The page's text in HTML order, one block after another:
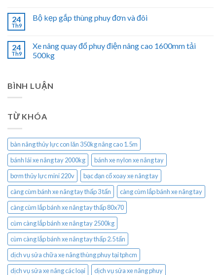
24
Th9
Bộ kẹp gắp thùng phuy đơn và đôi
24
Th9
Xe nâng quay đổ phuy điện nâng cao 1600mm tải
500kg
BÌNH LUẬN
TỪ KHÓA
bàn nâng thủy lực con lăn 350kg nâng cao 1.5m
bánh lái xe nâng tay 2000kg
bánh xe nylon xe nâng tay
bơm thủy lực mini 220v
bạc đạn cổ xoay xe nâng tay
càng cùm bánh xe nâng tay thấp 3 tấn
càng cùm lắp bánh xe nâng tay
càng cùm lắp bánh xe nâng tay thấp 80x70
cùm càng lắp bánh xe nâng tay 2500kg
cùm càng lắp bánh xe nâng tay thấp 2.5 tấn
dịch vụ sửa chữa xe nâng thùng phuy tại tphcm
dịch vụ sửa xe nâng các loại
dịch vụ sửa xe nâng phuy